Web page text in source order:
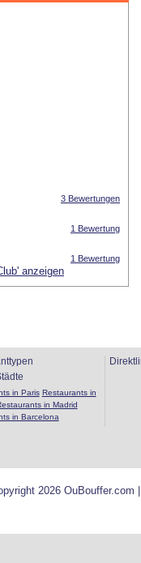
3 Bewertungen
1 Bewertung
1 Bewertung
anzeigen
in Paris Restaurants in
in Madrid
in Barcelona
2026 OuBouffer.com